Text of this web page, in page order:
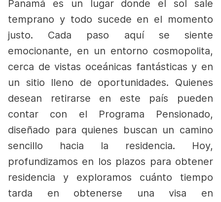
Panamá es un lugar donde el sol sale
temprano y todo sucede en el momento
justo. Cada paso aquí se siente
emocionante, en un entorno cosmopolita,
cerca de vistas oceánicas fantásticas y en
un sitio lleno de oportunidades. Quienes
desean retirarse en este país pueden
contar con el Programa Pensionado,
diseñado para quienes buscan un camino
sencillo hacia la residencia. Hoy,
profundizamos en los plazos para obtener
residencia y exploramos cuánto tiempo
tarda en obtenerse una visa en